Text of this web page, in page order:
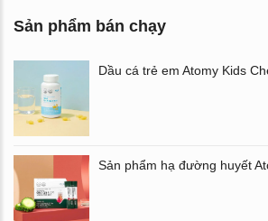
Sản phẩm bán chạy
Dầu cá trẻ em Atomy Kids